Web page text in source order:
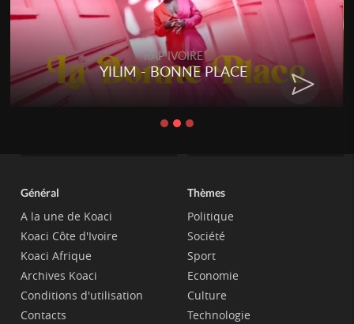
RAP IVOIRE
YILIM - BONNE PLACE
Général
A la une de Koaci
Koaci Côte d'Ivoire
Koaci Afrique
Archives Koaci
Conditions d'utilisation
Contacts
Thèmes
Politique
Société
Sport
Economie
Culture
Technologie